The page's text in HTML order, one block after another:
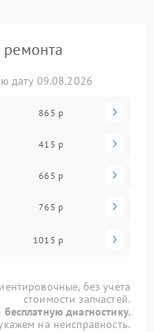
дату 09.08.2026
865 р
415 р
665 р
765 р
1015 р
без учета
стоимости запчастей.
диагностику.
на неисправность.